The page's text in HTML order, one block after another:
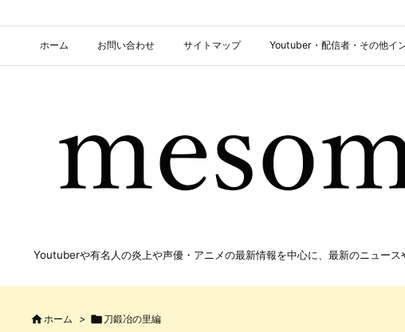
ホーム お問い合わせ サイトマップ Youtuber・配信者・その他イ
Youtuberや有名人の炎上や声優・アニメの最新情報を中心に、最新のニュー
 ホーム >  刀鍛冶の里編